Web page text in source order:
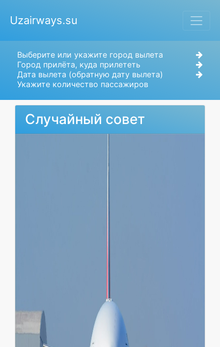
Uzairways.su
Выберите или укажите город вылета
Город прилёта, куда прилететь
Дата вылета (обратную дату вылета)
Укажите количество пассажиров
Случайный совет